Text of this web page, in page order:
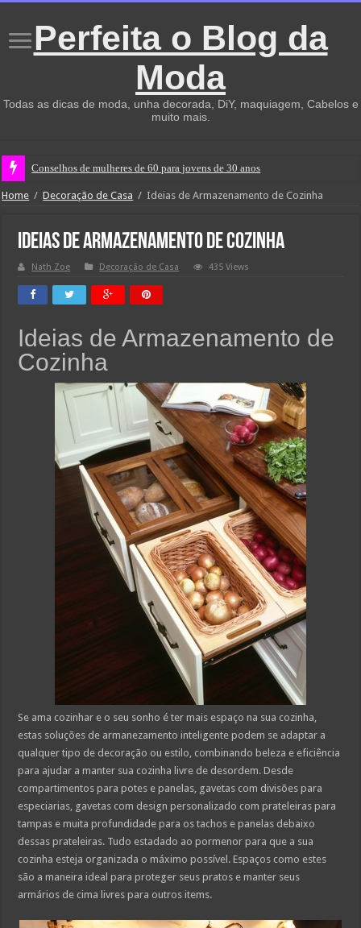
Perfeita o Blog da
Moda
Todas as dicas de moda, unha decorada, DiY, maquiagem, Cabelos e
muito mais.
Não
Home / Decoração de Casa / Ideias de Armazenamento de Cozinha
Ideias de Armazenamento de Cozinha
Nath Zoe Decoração de Casa 435 Views
Ideias de Armazenamento de
Cozinha
Se ama cozinhar e o seu sonho é ter mais espaço na sua cozinha,
estas soluções de armanezamento inteligente podem se adaptar a
qualquer tipo de decoração ou estilo, combinando beleza e eficiência
para ajudar a manter sua cozinha livre de desordem. Desde
compartimentos para potes e panelas, gavetas com divisões para
especiarias, gavetas com design personalizado com prateleiras para
tampas e muita profundidade para os tachos e panelas debaixo
dessas prateleiras. Tudo estadado ao pormenor para que a sua
cozinha esteja organizada o máximo possível. Espaços como estes
são a maneira ideal para proteger seus pratos e manter seus
armários de cima livres para outros items.